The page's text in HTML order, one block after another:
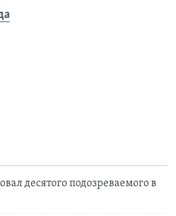
десятого подозреваемого в